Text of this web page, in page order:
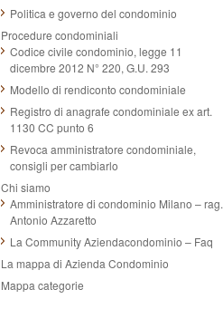
Politica e governo del condominio
Procedure condominiali
Codice civile condominio, legge 11
dicembre 2012 N° 220, G.U. 293
Modello di rendiconto condominiale
Registro di anagrafe condominiale ex art.
1130 CC punto 6
Revoca amministratore condominiale,
consigli per cambiarlo
Chi siamo
Amministratore di condominio Milano – rag.
Antonio Azzaretto
La Community Aziendacondominio – Faq
La mappa di Azienda Condominio
Mappa categorie